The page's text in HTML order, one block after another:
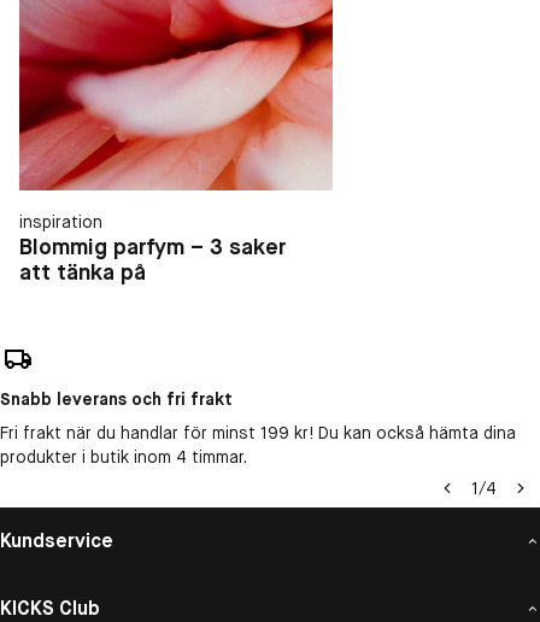
inspiration
Blommig parfym – 3 saker
att tänka på
Snabb leverans och fri frakt
Fri frakt när du handlar för minst 199 kr! Du kan också hämta dina
produkter i butik inom 4 timmar.
1/4
Kundservice
KICKS Club